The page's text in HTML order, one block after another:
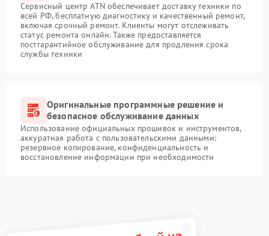
Сервисный центр ATN обеспечивает доставку техники по
всей РФ, бесплатную диагностику и качественный ремонт,
включая срочный ремонт. Клиенты могут отслеживать
статус ремонта онлайн. Также предоставляется
постгарантийное обслуживание для продления срока
службы техники
Оригинальные программные решение и
безопасное обслуживание данных
Использование официальных прошивок и инструментов,
аккуратная работа с пользовательскими данными:
резервное копирование, конфиденциальность и
восстановление информации при необходимости